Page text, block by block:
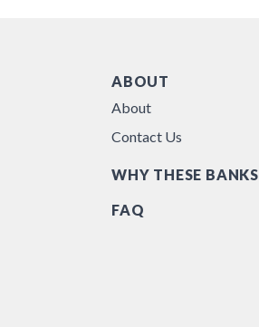
ABOUT
About
Contact Us
WHY THESE BANKS
FAQ